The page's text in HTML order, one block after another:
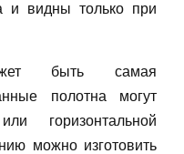
и видны только при
быть самая
полотна могут
горизонтальной
можно изготовить